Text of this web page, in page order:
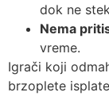
dok ne
Nema
vreme.
Igrači koji
brzoplete